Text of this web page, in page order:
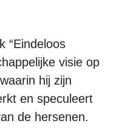
“Eindeloos
visie op
hij zijn
en speculeert
de hersenen.